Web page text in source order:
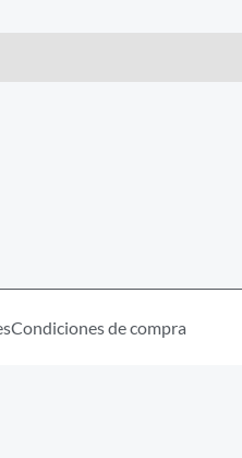
Condiciones de compra